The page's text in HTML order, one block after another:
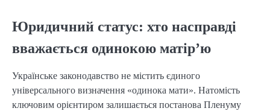
Юридичний статус: хто насправді
вважається одинокою матір’ю
Українське законодавство не містить єдиного
універсального визначення «одинока мати». Натомість
ключовим орієнтиром залишається постанова Пленуму